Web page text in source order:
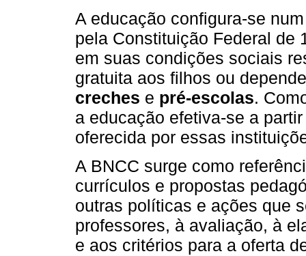
A educação configura-se
pela Constituição Federal de
em suas condições sociais
gratuita aos filhos ou
creches e pré-escolas.
a educação efetiva-se a
oferecida por essas
A BNCC surge como
currículos e propostas
outras políticas e ações que
professores, à avaliação, à
e aos critérios para a oferta